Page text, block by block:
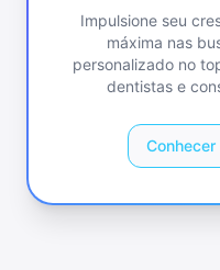
Impulsione seu
máxima nas
personalizado no
dentistas e
Conhecer